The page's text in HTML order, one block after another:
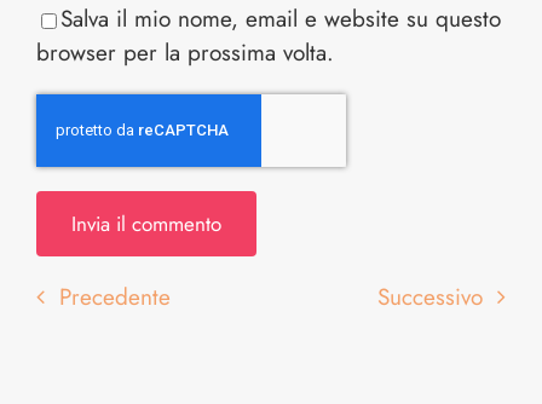
Salva il mio nome, email e website su questo
browser per la prossima volta.
Precedente Successivo